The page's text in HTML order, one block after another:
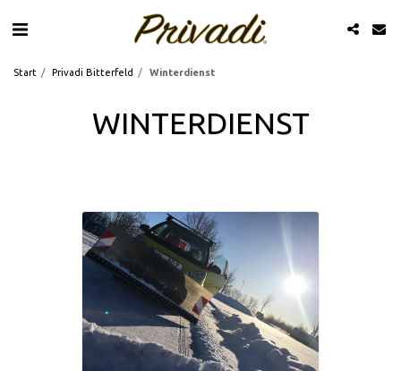
Start Privadi Bitterfeld Winterdienst
WINTERDIENST